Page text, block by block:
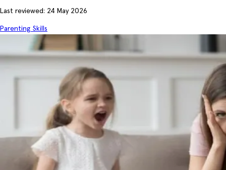
Last reviewed: 24 May 2026
Parenting Skills